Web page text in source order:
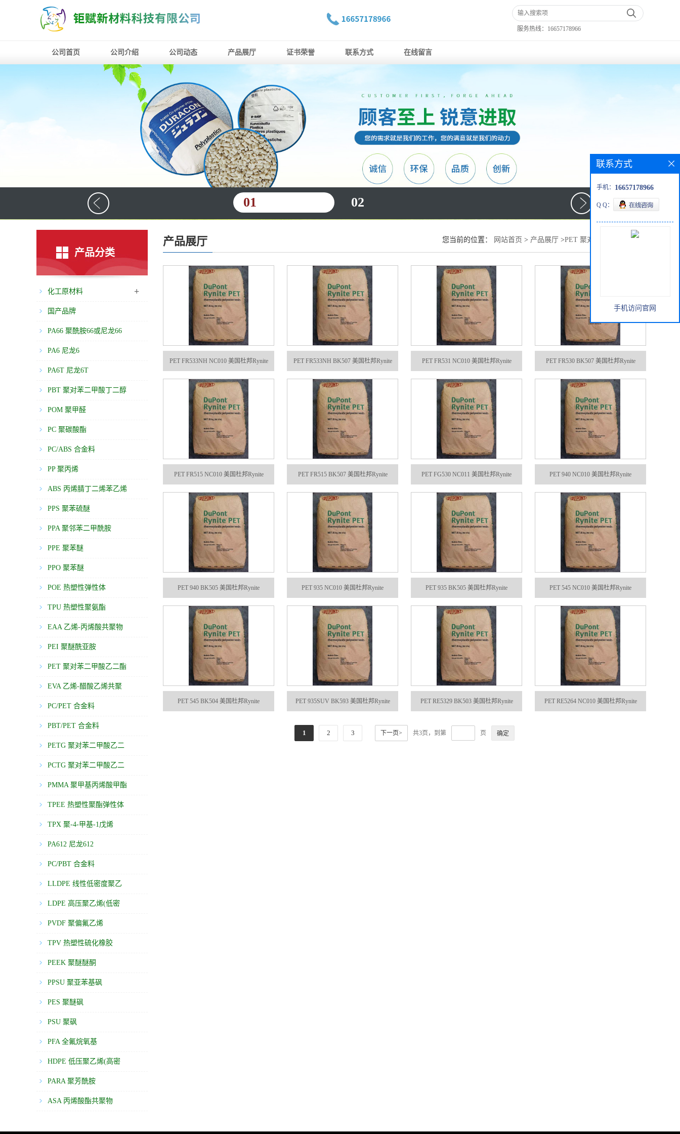
服务热线： 16657178966
公司首页 公司介绍 公司动态 产品展厅 证书荣誉 联系方式 在线留言
01 02
产品分类
化工原材料 +
国产品牌
PA66 聚酰胺66或尼龙66
PA6 尼龙6
PA6T 尼龙6T
PBT 聚对苯二甲酸丁二醇
酯
POM 聚甲醛
PC 聚碳酸酯
PC/ABS 合金料
PP 聚丙烯
ABS 丙烯腈丁二烯苯乙烯
PPS 聚苯硫醚
PPA 聚邻苯二甲酰胺
PPE 聚苯醚
PPO 聚苯醚
POE 热塑性弹性体
TPU 热塑性聚氨酯
EAA 乙烯-丙烯酸共聚物
PEI 聚醚酰亚胺
PET 聚对苯二甲酸乙二酯
EVA 乙烯-醋酸乙烯共聚
物
PC/PET 合金料
PBT/PET 合金料
PETG 聚对苯二甲酸乙二
醇酯
PCTG 聚对苯二甲酸乙二
醇
PMMA 聚甲基丙烯酸甲酯
TPEE 热塑性聚酯弹性体
TPX 聚-4-甲基-1戊烯
PA612 尼龙612
PC/PBT 合金料
LLDPE 线性低密度聚乙
烯
LDPE 高压聚乙烯(低密
度)
PVDF 聚偏氟乙烯
TPV 热塑性硫化橡胶
PEEK 聚醚醚酮
PPSU 聚亚苯基砜
PES 聚醚砜
PSU 聚砜
PFA 全氟烷氧基
HDPE 低压聚乙烯(高密
度)
PARA 聚芳酰胺
ASA 丙烯酸酯共聚物
产品展厅 您当前的位置： 网站首页 > 产品展厅 >PET 聚对苯二甲酸乙二酯
PET FR533NH NC010 美国杜邦Rynite PET FR533NH BK507 美国杜邦Rynite PET FR531 NC010 美国杜邦Rynite PET FR530 BK507 美国杜邦Rynite
PET FR515 NC010 美国杜邦Rynite PET FR515 BK507 美国杜邦Rynite PET FG530 NC011 美国杜邦Rynite PET 940 NC010 美国杜邦Rynite
PET 940 BK505 美国杜邦Rynite PET 935 NC010 美国杜邦Rynite PET 935 BK505 美国杜邦Rynite PET 545 NC010 美国杜邦Rynite
PET 545 BK504 美国杜邦Rynite PET 935SUV BK593 美国杜邦Rynite PET RE5329 BK503 美国杜邦Rynite PET RE5264 NC010 美国杜邦Rynite
1 2 3 下一页> 共3页，到第 页
联系方式
手机： 16657178966
Q Q：
手机访问官网